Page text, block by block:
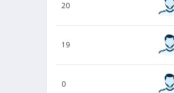
20
19
0